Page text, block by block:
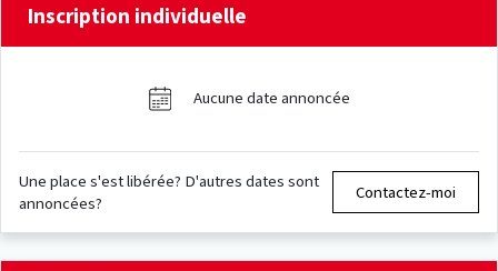
Inscription individuelle
Aucune date annoncée
Une place s'est libérée? D'autres dates sont
annoncées?
Contactez-moi